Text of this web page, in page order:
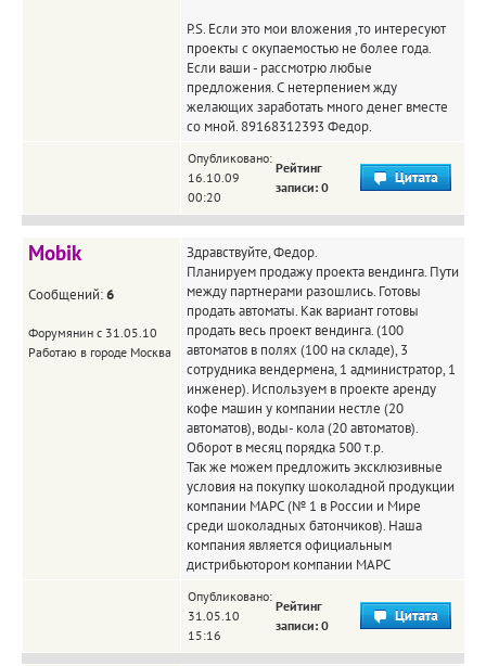
P.S. Если это мои вложения ,то интересуют
проекты с окупаемостью не более года.
Если ваши - рассмотрю любые
предложения. С нетерпением жду
желающих заработать много денег вместе
со мной. 89168312393 Федор.
Опубликовано:
16.10.09
00:20
Рейтинг
записи: 0
Mobik
Сообщений:6
Форумянин с 31.05.10
Работаю в городе Москва
Здравствуйте, Федор.
Планируем продажу проекта вендинга. Пути
между партнерами разошлись. Готовы
продать автоматы. Как вариант готовы
продать весь проект вендинга. (100
автоматов в полях (100 на складе), 3
сотрудника вендермена, 1 администратор, 1
инженер). Используем в проекте аренду
кофе машин у компании нестле (20
автоматов), воды- кола (20 автоматов).
Оборот в месяц порядка 500 т.р.
Так же можем предложить эксклюзивные
условия на покупку шоколадной продукции
компании МАРС (№ 1 в России и Мире
среди шоколадных батончиков). Наша
компания является официальным
дистрибьютором компании МАРС
Опубликовано:
31.05.10
15:16
Рейтинг
записи: 0